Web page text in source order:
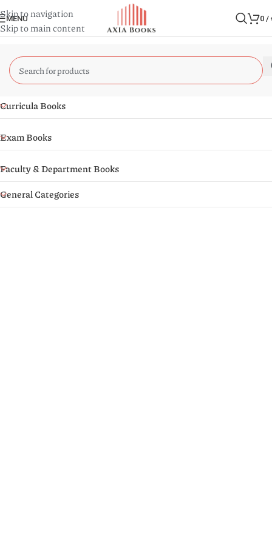
Skip to navigation
Skip to main content
MENU 0 /
Curricula Books
Exam Books
Faculty & Department Books
General Categories